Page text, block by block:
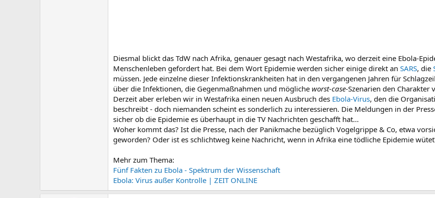
Diesmal blickt das TdW nach Afrika, genauer gesagt nach Westafrika, wo derzeit eine Ebola-
Menschenleben gefordert hat. Bei dem Wort Epidemie werden sicher einige direkt an SARS, die
müssen. Jede einzelne dieser Infektionskrankheiten hat in den vergangenen Jahren für
über die Infektionen, die Gegenmaßnahmen und mögliche worst-case-Szenarien den Charakter
Derzeit aber erleben wir in Westafrika einen neuen Ausbruch des Ebola-Virus, den die
beschreibt - doch niemanden scheint es sonderlich zu interessieren. Die Meldungen in der
sicher ob die Epidemie es überhaupt in die TV Nachrichten geschafft hat...
Woher kommt das? Ist die Presse, nach der Panikmache bezüglich Vogelgrippe & Co, etwa
geworden? Oder ist es schlichtweg keine Nachricht, wenn in Afrika eine tödliche Epidemie
Mehr zum Thema:
Fünf Fakten zu Ebola - Spektrum der Wissenschaft
Ebola: Virus außer Kontrolle | ZEIT ONLINE